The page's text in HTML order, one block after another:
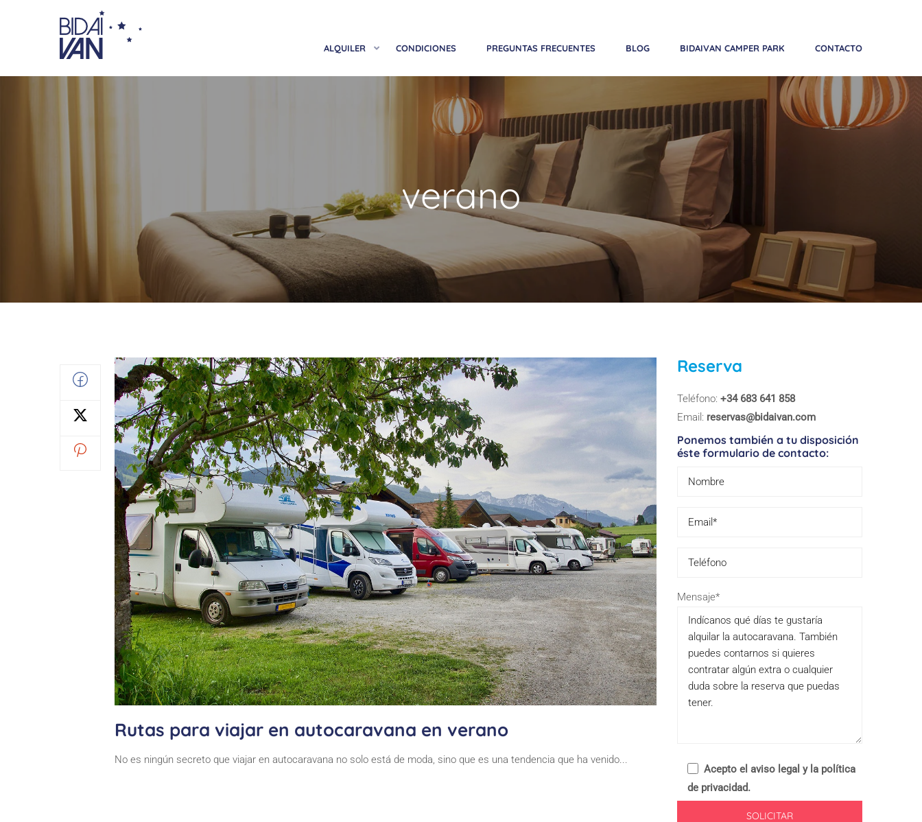
ALQUILER CONDICIONES PREGUNTAS FRECUENTES BLOG BIDAIVAN CAMPER PARK CONTACTO
verano
Rutas para viajar en autocaravana en verano
No es ningún secreto que viajar en autocaravana no solo está de moda, sino que es una tendencia que ha venido...
Reserva
Teléfono: +34 683 641 858
Email: reservas@bidaivan.com
Ponemos también a tu disposición
éste formulario de contacto:
Mensaje*
Acepto el aviso legal y la política
de privacidad.